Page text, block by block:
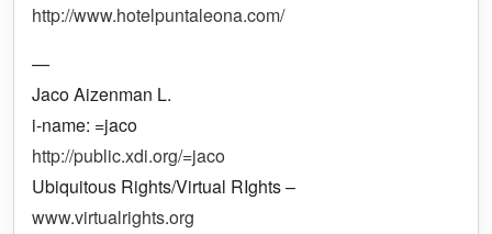
http://www.hotelpuntaleona.com/
—
Jaco Aizenman L.
i-name: =jaco
http://public.xdi.org/=jaco
Ubiquitous Rights/Virtual RIghts –
www.virtualrights.org